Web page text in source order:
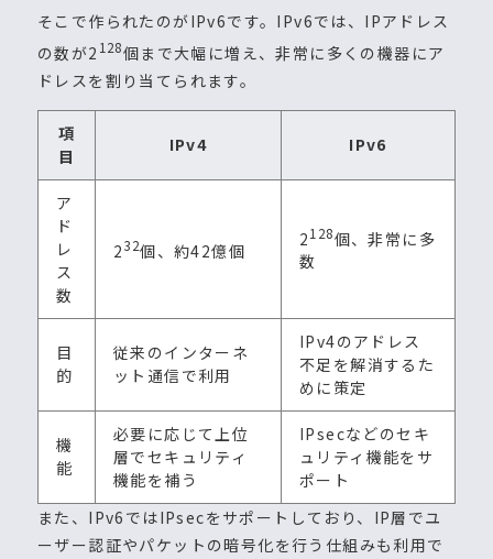
そこで作られたのがIPv6です。IPv6では、IPアドレス
の数が2 128個まで大幅に増え、非常に多くの機器にア
ドレスを割り当てられます。
項
目
IPv4 IPv6
ア
ド
レ
ス
数
232個、約42億個
2128個、非常に多
数
目
的
従来のインターネ
ット通信で利用
IPv4のアドレス
不足を解消するた
めに策定
機
能
必要に応じて上位
層でセキュリティ
機能を補う
IPsecなどのセキ
ュリティ機能をサ
ポート
また、IPv6ではIPsecをサポートしており、IP層でユ
ーザー認証やパケットの暗号化を行う仕組みも利用で